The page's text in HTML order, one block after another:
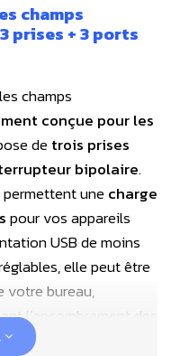
champs
prises + 3 ports
champs
conçue pour les
detrois prises
bipolaire.
unecharge
pour vos appareils
USB de moins
elle peut être
votre bureau,
l’encombrement des